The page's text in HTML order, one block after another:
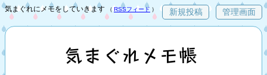
気まぐれにメモをしていきます （RSSフィード ） 新規投稿 管理画面
気まぐれメモ帳